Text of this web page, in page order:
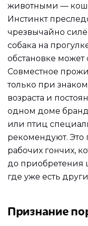
животными —
Инстинкт
чрезвычайно
собака на
обстановке может
Совместное
только при
возраста и
одном доме
или птиц
рекомендуют. Это
рабочих гончих,
до приобретения
где уже есть
Признание